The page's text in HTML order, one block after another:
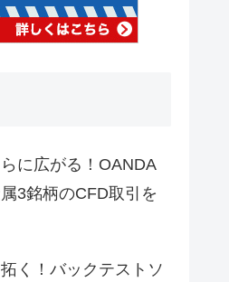
に広がる！OANDA
3銘柄のCFD取引を
く！バックテストソ